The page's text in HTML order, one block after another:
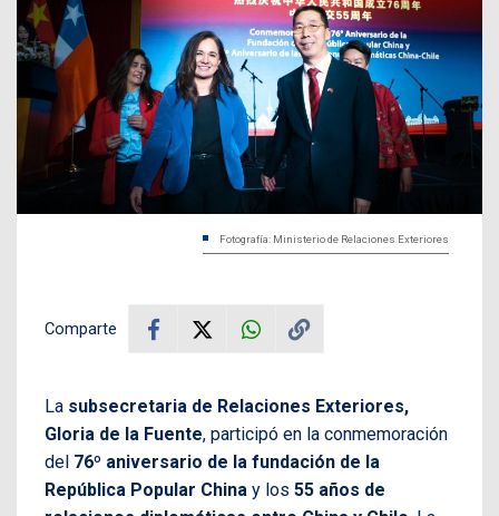
Fotografía: Ministerio de Relaciones Exteriores
Comparte
La subsecretaria de Relaciones Exteriores,
Gloria de la Fuente, participó en la conmemoración
del 76º aniversario de la fundación de la
República Popular China y los 55 años de